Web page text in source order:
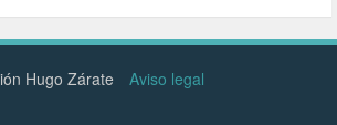
(1)
Hugo Zárate
Aviso legal